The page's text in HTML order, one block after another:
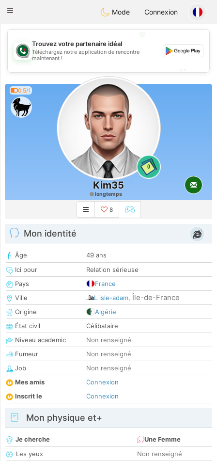
Weshrak
Toggle
Mode Connexion
💖
💕
Trouvez votre partenaire idéal
Téléchargez notre application de rencontre
maintenant !
0.5/1
0
Kim35
longtemps
8
Mon identité
Âge
49 ans
Ici pour
Relation sérieuse
Pays
France
Ville
L isle-adam, Île-de-France
Origine
Algérie
État civil
Célibataire
Niveau academic
Non renseigné
Fumeur
Non renseigné
Job
Non renseigné
Mes amis
Connexion
Inscrit le
Connexion
Mon physique et+
Je cherche
Une Femme
Les yeux
Non renseigné